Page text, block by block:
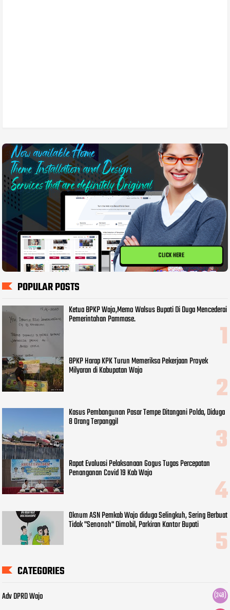
CLICK HERE
POPULAR POSTS
Ketua BPKP Wajo,Memo Walsus Bupati Di Duga Mencederai
Pemerintahan Pammase.
BPKP Harap KPK Turun Memeriksa Pekerjaan Proyek
Milyaran di Kabupatan Wajo
Kasus Pembangunan Pasar Tempe Ditangani Polda, Diduga
8 Orang Terpanggil
Rapat Evaluasi Pelaksanaan Gogus Tugas Percepatan
Penanganan Covid 19 Kab Wajo
Oknum ASN Pemkab Wajo diduga Selingkuh, Sering Berbuat
Tidak "Senonoh" Dimobil, Parkiran Kantor Bupati
CATEGORIES
Adv DPRD Wajo (248)